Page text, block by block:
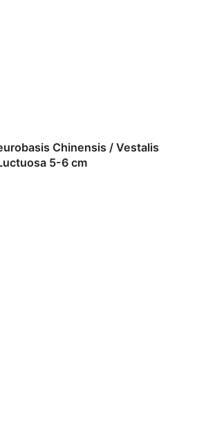
Chinensis / Vestalis
5-6 cm